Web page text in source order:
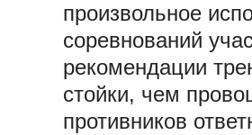
произвольное
соревнований
рекомендации
стойки, чем
противников